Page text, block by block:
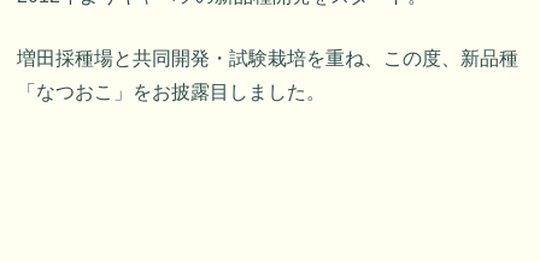
増田採種場と共同開発・試験栽培を重ね、この度、新品種
「なつおこ」をお披露目しました。